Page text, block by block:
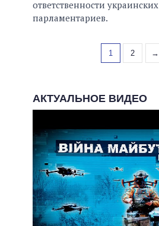
ответственности украинских
парламентариев.
1 2 →
АКТУАЛЬНОЕ ВИДЕО